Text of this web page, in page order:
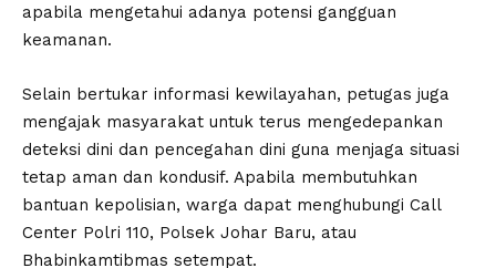
apabila mengetahui adanya potensi gangguan
keamanan.
Selain bertukar informasi kewilayahan, petugas juga
mengajak masyarakat untuk terus mengedepankan
deteksi dini dan pencegahan dini guna menjaga situasi
tetap aman dan kondusif. Apabila membutuhkan
bantuan kepolisian, warga dapat menghubungi Call
Center Polri 110, Polsek Johar Baru, atau
Bhabinkamtibmas setempat.